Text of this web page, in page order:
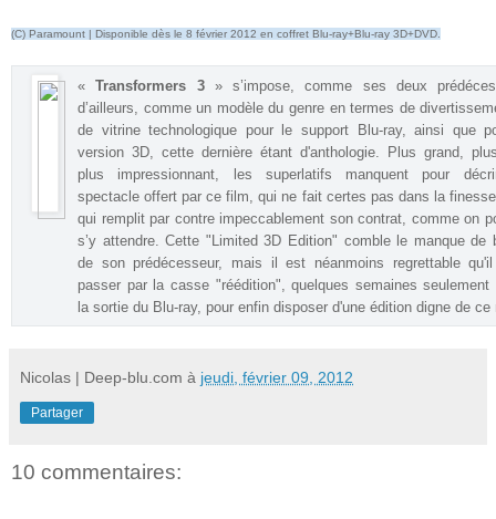
(C) Paramount | Disponible dès le 8 février 2012 en coffret Blu-ray+Blu-ray 3D+DVD.
«Transformers 3» s’impose, comme ses deux
d’ailleurs, comme un modèle du genre en termes de
de vitrine technologique pour le support Blu-ray, ainsi que
version 3D, cette dernière étant d'anthologie. Plus grand,
plus impressionnant, les superlatifs manquent pour
spectacle offert par ce film, qui ne fait certes pas dans la
qui remplit par contre impeccablement son contrat, comme on
s’y attendre. Cette "Limited 3D Edition" comble le manque de
de son prédécesseur, mais il est néanmoins regrettable
passer par la casse "réédition", quelques semaines seulement
la sortie du Blu-ray, pour enfin disposer d'une édition digne de ce
Nicolas | Deep-blu.com à jeudi, février 09, 2012
Partager
10 commentaires: